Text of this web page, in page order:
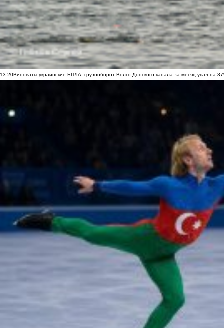
13:20Виноваты украинские БПЛА: грузооборот Волго-Донского канала за месяц упал на